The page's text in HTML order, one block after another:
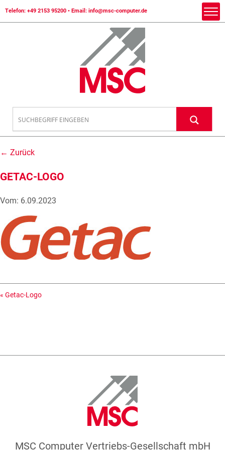
Telefon: +49 2153 95200 • Email: info@msc-computer.de
← Zurück
GETAC-LOGO
Vom: 6.09.2023
« Getac-Logo
MSC Computer Vertriebs-Gesellschaft mbH